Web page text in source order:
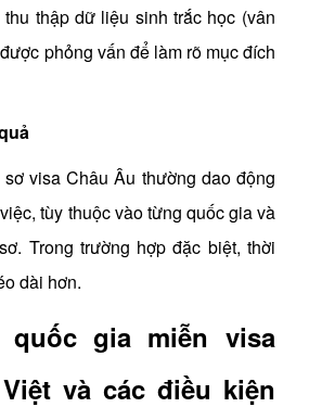
thập dữ liệu sinh trắc học (vân
phỏng vấn để làm rõ mục đích
visa Châu Âu thường dao động
tùy thuộc vào từng quốc gia và
Trong trường hợp đặc biệt, thời
dài hơn.
quốc gia miễn visa
và các điều kiện